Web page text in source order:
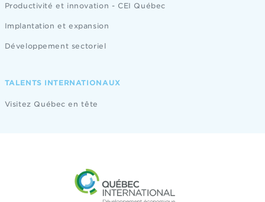
Productivité et innovation - CEI Québec
Implantation et expansion
Développement sectoriel
TALENTS INTERNATIONAUX
Visitez Québec en tête